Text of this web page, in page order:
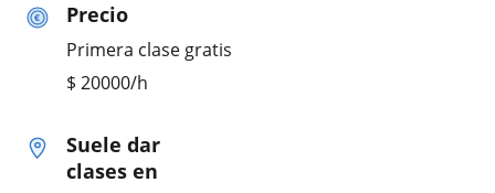
Precio
Primera clase gratis
$ 20000/h
Suele dar
clases en